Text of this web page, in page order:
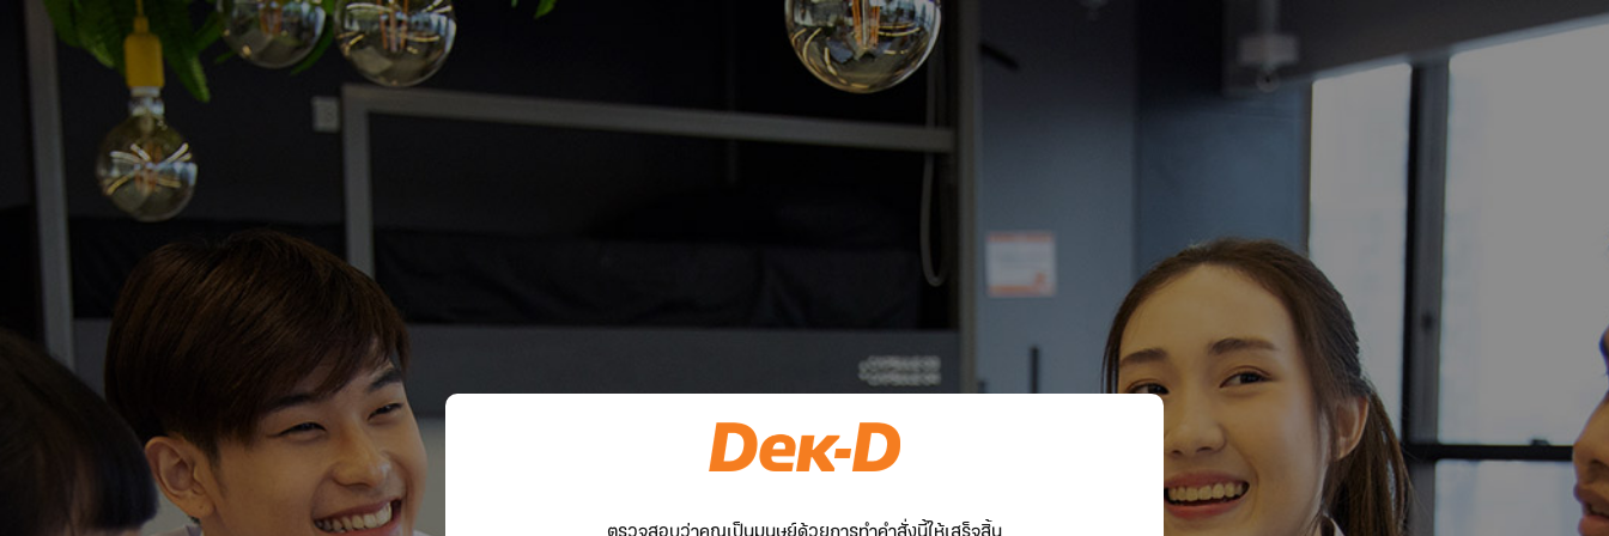
ตรวจสอบว่าคุณเป็นมนุษย์ด้วยการทำคำสั่งนี้ให้เสร็จสิ้น